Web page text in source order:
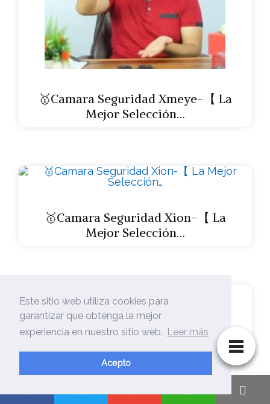
🥇Camara Seguridad Xmeye-【 La
Mejor Selección…
🥇Camara Seguridad Xion-【 La
Mejor Selección…
🥇Camara Seguridad X – El Mejor【…
Este sitio web utiliza cookies para
garantizar que obtenga la mejor
experiencia en nuestro sitio web. Leer más
Acepto